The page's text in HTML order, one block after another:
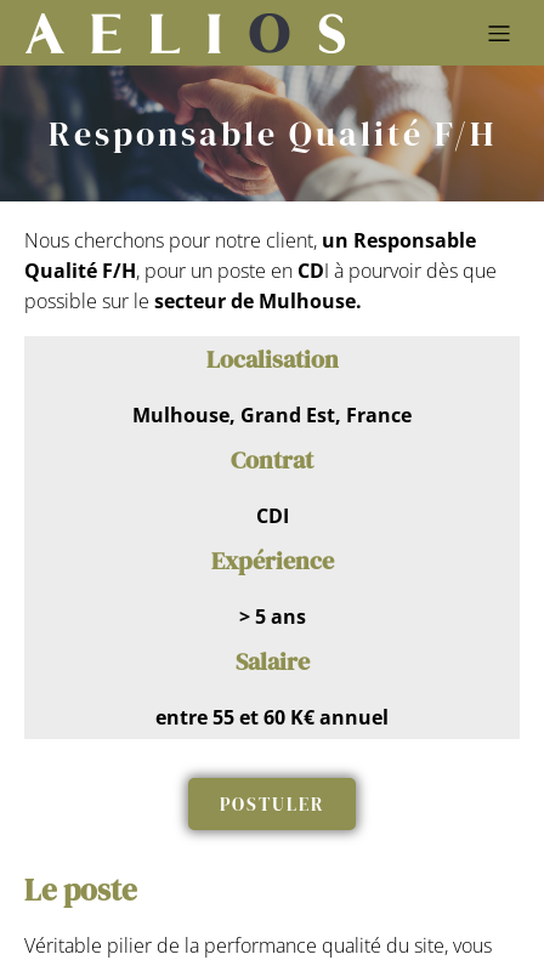
Responsable Qualité F/H
Nous cherchons pour notre client, un Responsable
Qualité F/H, pour un poste en CDI à pourvoir dès que
possible sur le secteur de Mulhouse.
Localisation
Mulhouse, Grand Est, France
Contrat
CDI
Expérience
> 5 ans
Salaire
entre 55 et 60 K€ annuel
POSTULER
Le poste
Véritable pilier de la performance qualité du site, vous